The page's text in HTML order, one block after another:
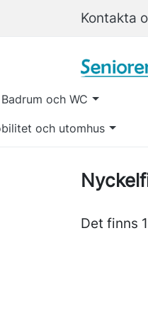
Kontakta
Badrum och WC
och utomhus
Det finns